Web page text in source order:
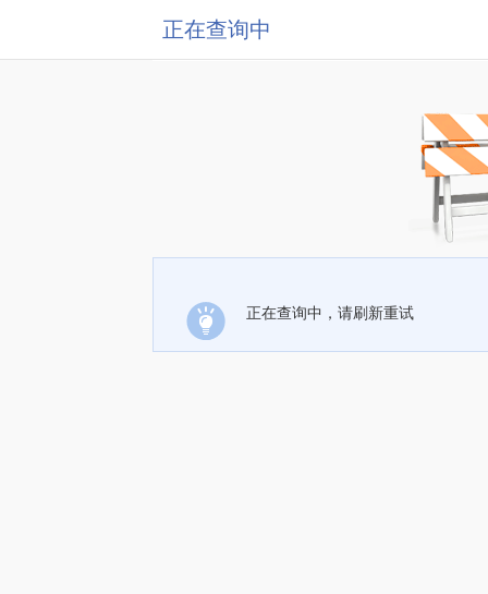
正在查询中
正在查询中，请刷新重试